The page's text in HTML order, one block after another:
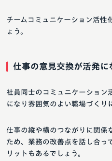
チームコミュニケーション活性
ょう。
仕事の意見交換が活発に
社員同士のコミュニケーション
になり雰囲気のよい職場づくり
仕事の縦や横のつながりに関係
ため、業務の改善点を話し合っ
リットもあるでしょう。